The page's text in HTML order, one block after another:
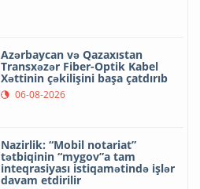
Azərbaycan və Qazaxıstan
Transxəzər Fiber-Optik Kabel
Xəttinin çəkilişini başa çatdırıb
06-08-2026
Nazirlik: “Mobil notariat”
tətbiqinin “mygov”a tam
inteqrasiyası istiqamətində işlər
davam etdirilir